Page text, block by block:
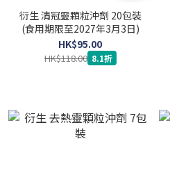
衍生 清冠靈顆粒沖劑 20包裝
(食用期限至2027年3月3日)
HK$95.00
HK$118.00 8.1折